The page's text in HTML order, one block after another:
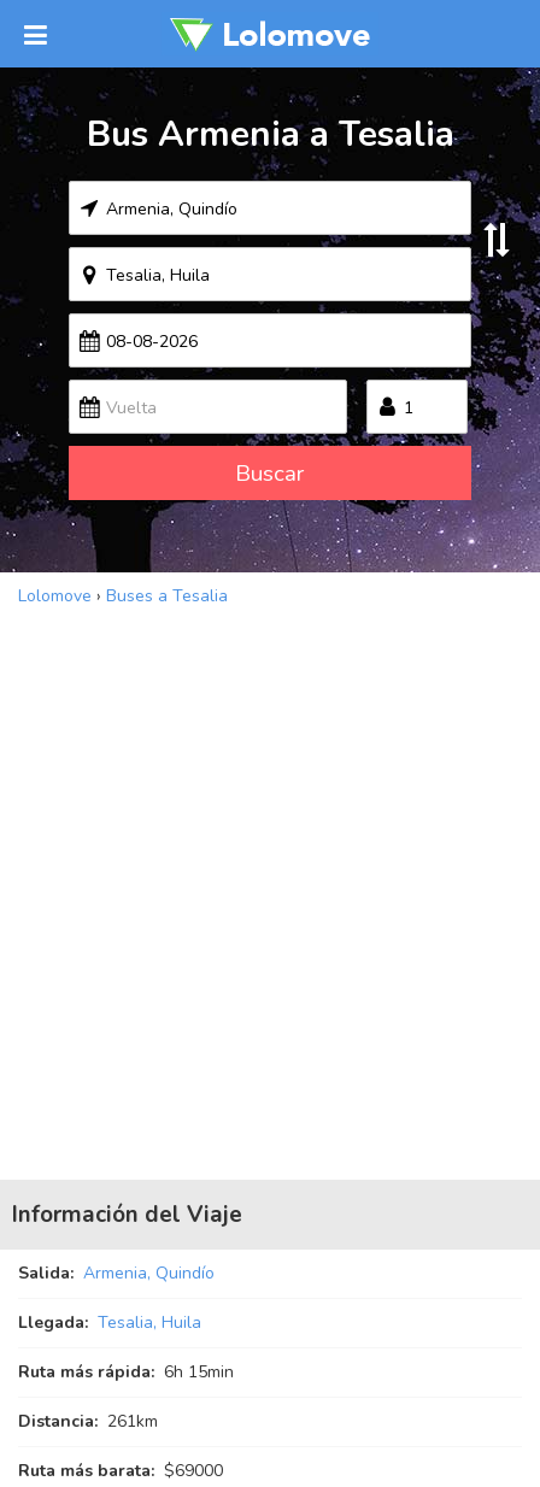
Bus Armenia a Tesalia
Buscar
Lolomove › Buses a Tesalia
Información del Viaje
Salida: Armenia, Quindío
Llegada: Tesalia, Huila
Ruta más rápida: 6h 15min
Distancia: 261km
Ruta más barata: $69000